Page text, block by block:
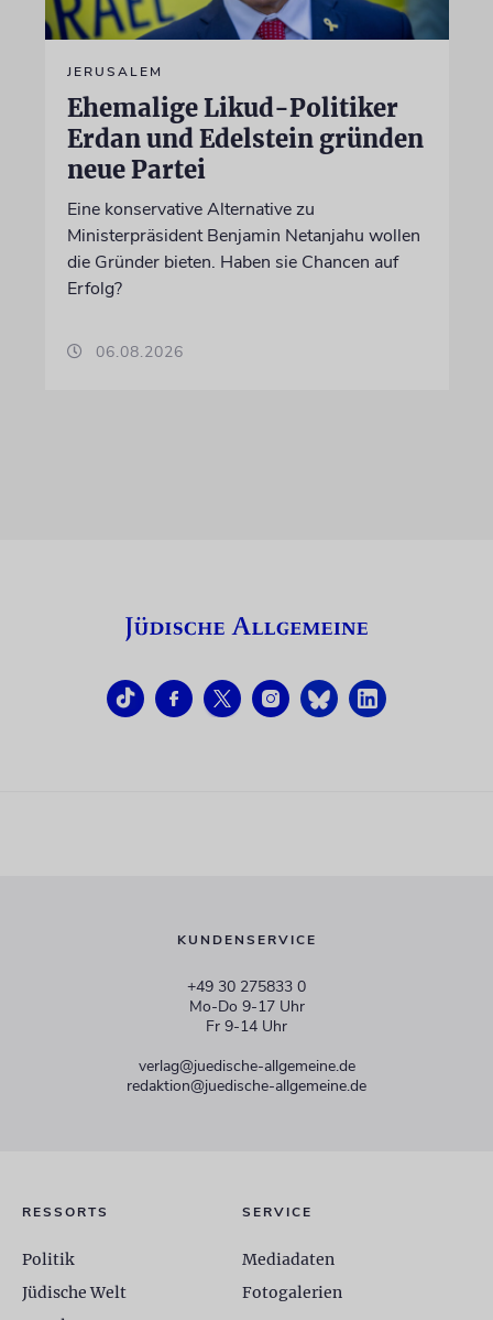
JERUSALEM
Ehemalige Likud-Politiker
Erdan und Edelstein gründen
neue Partei
Eine konservative Alternative zu
Ministerpräsident Benjamin Netanjahu wollen
die Gründer bieten. Haben sie Chancen auf
Erfolg?
06.08.2026
KUNDENSERVICE
+49 30 275833 0
Mo-Do 9-17 Uhr
Fr 9-14 Uhr
verlag@juedische-allgemeine.de
redaktion@juedische-allgemeine.de
RESSORTS
Politik
Jüdische Welt
SERVICE
Mediadaten
Fotogalerien